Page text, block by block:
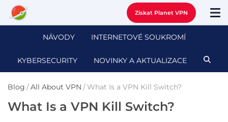
Získat Planet VPN
NÁVODY INTERNETOVÉ SOUKROMÍ
KYBERSECURITY NOVINKY A AKTUALIZACE
Blog /All About VPN /What Is a VPN Kill Switch?
What Is a VPN Kill Switch?